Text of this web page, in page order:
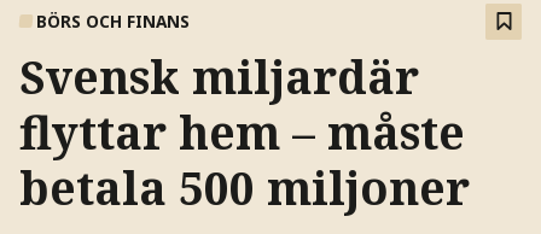
BÖRS OCH FINANS
Svensk miljardär
flyttar hem – måste
betala 500 miljoner